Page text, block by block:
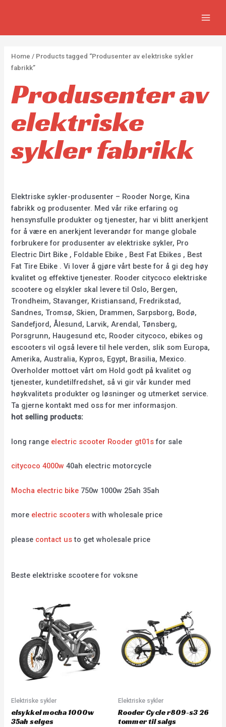
r
c
s
r
c
s
r
c
s
Home / Products tagged “Produsenter av elektriske sykler
fabrikk”
Produsenter av
elektriske
sykler fabrikk
Elektriske sykler-produsenter – Rooder Norge, Kina
fabrikk og produsenter. Med vår rike erfaring og
hensynsfulle produkter og tjenester, har vi blitt anerkjent
for å være en anerkjent leverandør for mange globale
forbrukere for produsenter av elektriske sykler, Pro
Electric Dirt Bike , Foldable Ebike , Best Fat Ebikes , Best
Fat Tire Ebike . Vi lover å gjøre vårt beste for å gi deg høy
kvalitet og effektive tjenester. Rooder citycoco elektriske
scootere og elsykler skal levere til Oslo, Bergen,
Trondheim, Stavanger, Kristiansand, Fredrikstad,
Sandnes, Tromsø, Skien, Drammen, Sarpsborg, Bodø,
Sandefjord, Ålesund, Larvik, Arendal, Tønsberg,
Porsgrunn, Haugesund etc, Rooder citycoco, ebikes og
escooters vil også levere til hele verden, slik som Europa,
Amerika, Australia, Kypros, Egypt, Brasilia, Mexico.
Overholder mottoet vårt om Hold godt på kvalitet og
tjenester, kundetilfredshet, så vi gir vår kunder med
høykvalitets produkter og løsninger og utmerket service.
Ta gjerne kontakt med oss for mer informasjon.
hot selling products:
long range electric scooter Rooder gt01sfor sale
citycoco 4000w 40ah electric motorcycle
Mocha electric bike 750w 1000w 25ah 35ah
more electric scooters with wholesale price
please contact usto get wholesale price
Beste elektriske scootere for voksne
Elektriske sykler
elsykkel mocha 1000w
35ah selges
Elektriske sykler
Rooder Cycle r809-s3 26
tommer til salgs